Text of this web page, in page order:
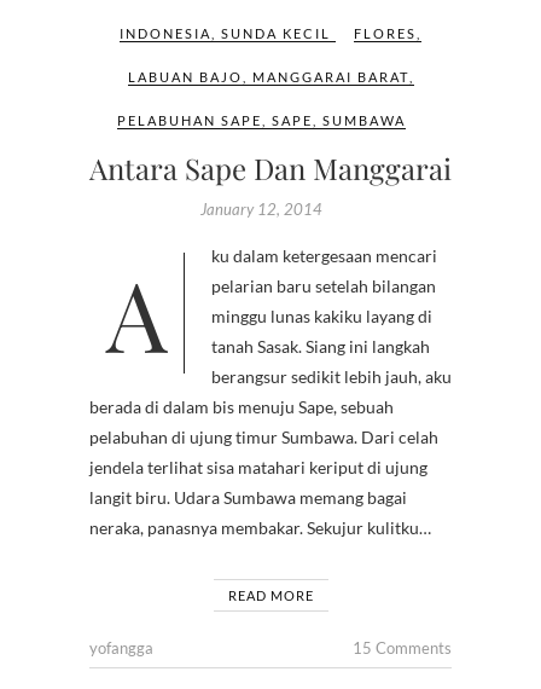
INDONESIA SUNDA KECIL FLORES
LABUAN BAJO MANGGARAI BARAT
PELABUHAN SAPE SAPE SUMBAWA
Antara Sape Dan Manggarai
January 12, 2014
Aku dalam ketergesaan mencari
pelarian baru setelah bilangan
minggu lunas kakiku layang di
tanah Sasak. Siang ini langkah
berangsur sedikit lebih jauh, aku
berada di dalam bis menuju Sape, sebuah
pelabuhan di ujung timur Sumbawa. Dari celah
jendela terlihat sisa matahari keriput di ujung
langit biru. Udara Sumbawa memang bagai
neraka, panasnya membakar. Sekujur kulitku…
READ MORE
yofangga 15 Comments